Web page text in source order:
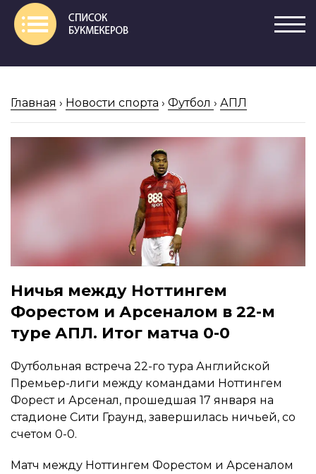
Главная › Новости спорта › Футбол › АПЛ
Ничья между Ноттингем
Форестом и Арсеналом в 22-м
туре АПЛ. Итог матча 0-0
Футбольная встреча 22-го тура Английской
Премьер-лиги между командами Ноттингем
Форест и Арсенал, прошедшая 17 января на
стадионе Сити Граунд, завершилась ничьей, со
счетом 0-0.
Матч между Ноттингем Форестом и Арсеналом